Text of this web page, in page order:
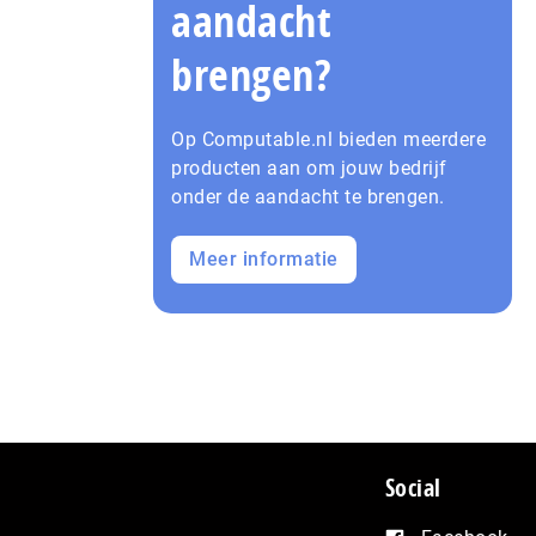
aandacht
brengen?
Op Computable.nl bieden meerdere
producten aan om jouw bedrijf
onder de aandacht te brengen.
Meer informatie
Social